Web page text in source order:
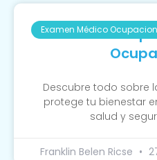
Examen Médico
Guía
Descubre todo sobre
protege tu bienestar
salud y
Franklin Belen Ricse